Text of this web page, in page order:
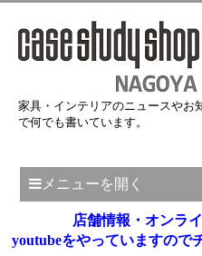
家具・インテリアのニュースやお
で何でも書いています。
メニューを開く
店舗情報・オンラ
youtubeをやっていますので